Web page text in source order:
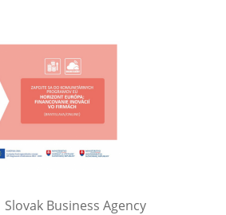
Slovak Business Agency